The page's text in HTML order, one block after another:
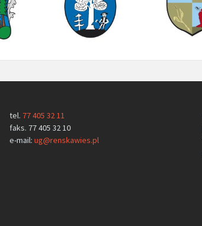
tel. 77 405 32 11
faks. 77 405 32 10
e-mail: ug@renskawies.pl